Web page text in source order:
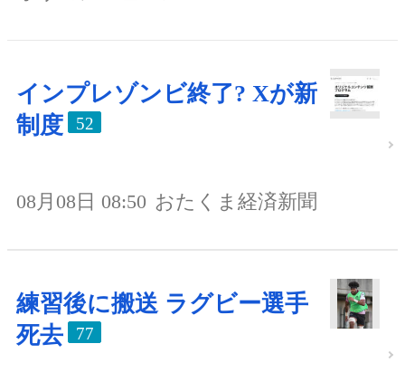
インプレゾンビ終了? Xが新
制度
52
08月08日 08:50 おたくま経済新聞
練習後に搬送 ラグビー選手
死去
77